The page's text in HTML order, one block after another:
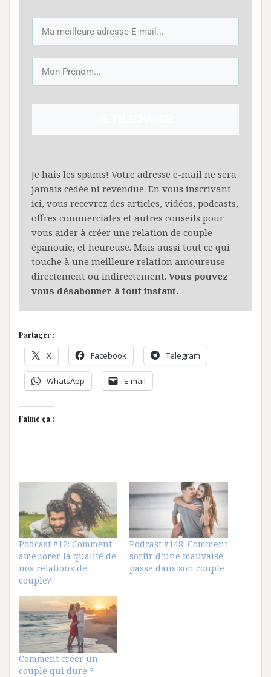
Je hais les spams! Votre adresse e-mail ne sera
jamais cédée ni revendue. En vous inscrivant
ici, vous recevrez des articles, vidéos, podcasts,
offres commerciales et autres conseils pour
vous aider à créer une relation de couple
épanouie, et heureuse. Mais aussi tout ce qui
touche à une meilleure relation amoureuse
directement ou indirectement. Vous pouvez
vous désabonner à tout instant.
Partager :
X Facebook Telegram
WhatsApp E-mail
J’aime ça :
Podcast #12: Comment
améliorer la qualité de
nos relations de
couple?
Podcast #148: Comment
sortir d’une mauvaise
passe dans son couple
Comment créer un
couple qui dure ?